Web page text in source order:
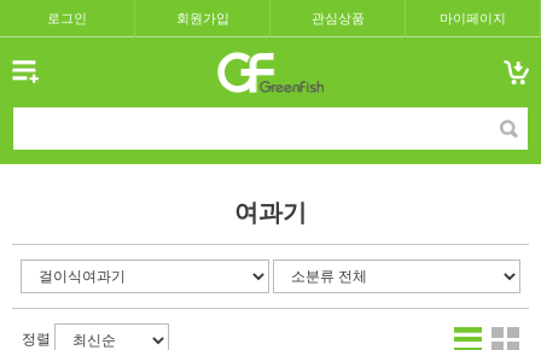
로그인 회원가입 관심상품 마이페이지
여과기
정렬